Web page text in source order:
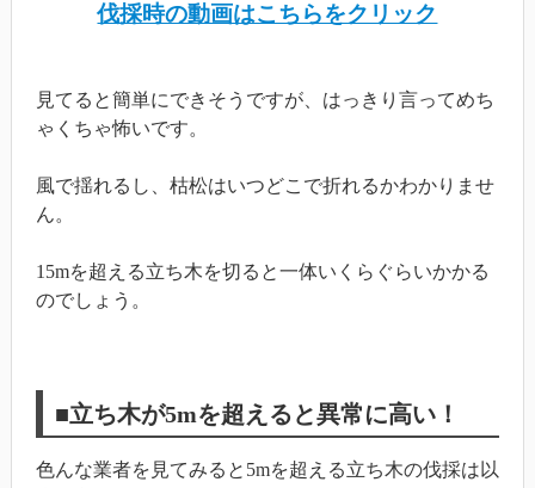
伐採時の動画はこちらをクリック
見てると簡単にできそうですが、はっきり言ってめち
ゃくちゃ怖いです。
風で揺れるし、枯松はいつどこで折れるかわかりませ
ん。
15mを超える立ち木を切ると一体いくらぐらいかかる
のでしょう。
■立ち木が5mを超えると異常に高い！
色んな業者を見てみると5mを超える立ち木の伐採は以